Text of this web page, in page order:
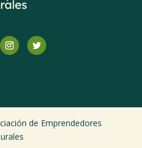
de Emprendedores